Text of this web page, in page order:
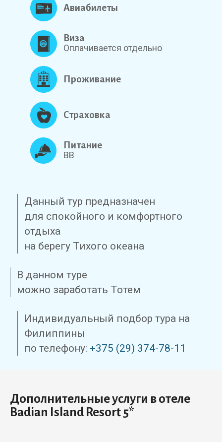
Авиабилеты
Виза
Оплачивается отдельно
Проживание
Страховка
Питание
BB
Данный тур предназначен
для спокойного и комфортного
отдыха
на берегу Тихого океана
В данном туре
можно заработать Тотем
Индивидуальный подбор тура на
Филиппины
по телефону: +375 (29) 374-78-11
Дополнительные услуги в отеле
Badian Island Resort 5*